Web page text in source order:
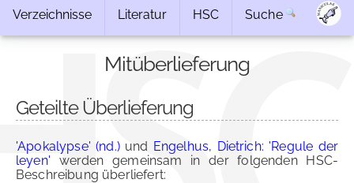
Verzeichnisse Literatur HSC Suche
Mitüberlieferung
Geteilte Überlieferung
'Apokalypse' (nd.)und Engelhus, Dietrich: 'Regule der
leyen' werden gemeinsam in der folgenden HSC-
Beschreibung überliefert: